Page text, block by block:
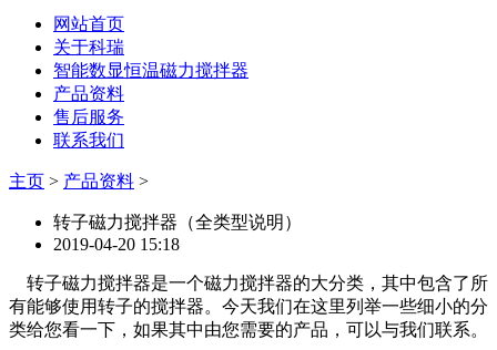
网站首页
关于科瑞
智能数显恒温磁力搅拌器
产品资料
售后服务
联系我们
主页 > 产品资料 >
转子磁力搅拌器（全类型说明）
2019-04-20 15:18
转子磁力搅拌器是一个磁力搅拌器的大分类，其中包含了所
有能够使用转子的搅拌器。今天我们在这里列举一些细小的分
类给您看一下，如果其中由您需要的产品，可以与我们联系。